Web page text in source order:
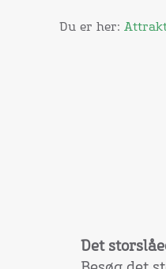
Du er her:
Det